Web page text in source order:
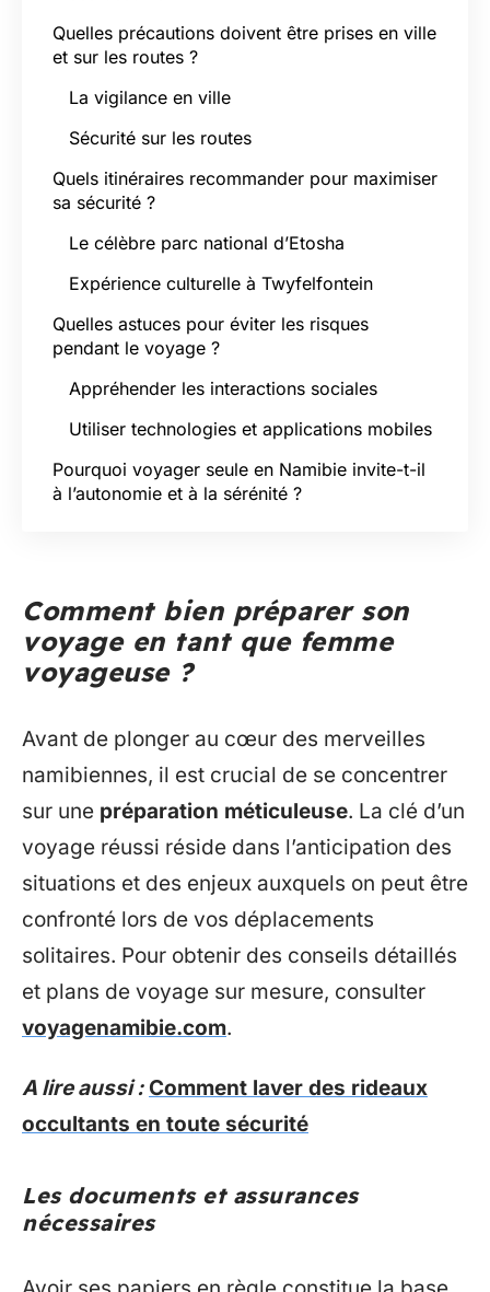
Quelles précautions doivent être prises en ville
et sur les routes ?
La vigilance en ville
Sécurité sur les routes
Quels itinéraires recommander pour maximiser
sa sécurité ?
Le célèbre parc national d’Etosha
Expérience culturelle à Twyfelfontein
Quelles astuces pour éviter les risques
pendant le voyage ?
Appréhender les interactions sociales
Utiliser technologies et applications mobiles
Pourquoi voyager seule en Namibie invite-t-il
à l’autonomie et à la sérénité ?
Comment bien préparer son
voyage en tant que femme
voyageuse ?
Avant de plonger au cœur des merveilles
namibiennes, il est crucial de se concentrer
sur une préparation méticuleuse. La clé d’un
voyage réussi réside dans l’anticipation des
situations et des enjeux auxquels on peut être
confronté lors de vos déplacements
solitaires. Pour obtenir des conseils détaillés
et plans de voyage sur mesure, consulter
voyagenamibie.com.
A lire aussi : Comment laver des rideaux
occultants en toute sécurité
Les documents et assurances
nécessaires